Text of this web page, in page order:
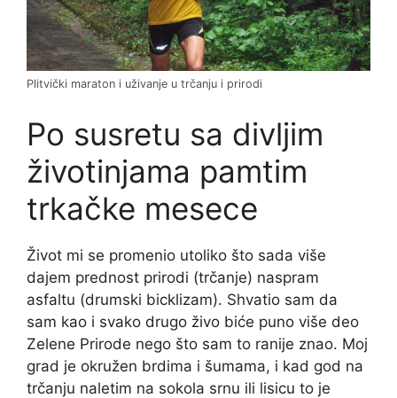
Plitvički maraton i uživanje u trčanju i prirodi
Po susretu sa divljim
životinjama pamtim
trkačke mesece
Život mi se promenio utoliko što sada više
dajem prednost prirodi (trčanje) naspram
asfaltu (drumski bicklizam). Shvatio sam da
sam kao i svako drugo živo biće puno više deo
Zelene Prirode nego što sam to ranije znao. Moj
grad je okružen brdima i šumama, i kad god na
trčanju naletim na sokola srnu ili lisicu to je